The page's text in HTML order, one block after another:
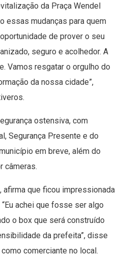
da Praça Wendel
essas mudanças para quem
de prover o seu
seguro e acolhedor. A
Vamos resgatar o orgulho do
da nossa cidade”,
ostensiva, com
Segurança Presente e do
em breve, além do
câmeras.
afirma que ficou impressionada
achei que fosse ser algo
o box que será construído
da prefeita”, disse
comerciante no local.